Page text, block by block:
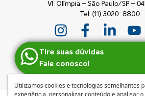
Vl. Olímpia – São Paulo/SP –
Tel: (11) 3020-8800
Tire suas dúvidas
Fale conosco!
Utilizamos cookies e tecnologias semelhantes
experiência, personalizar conteúdo e analisar